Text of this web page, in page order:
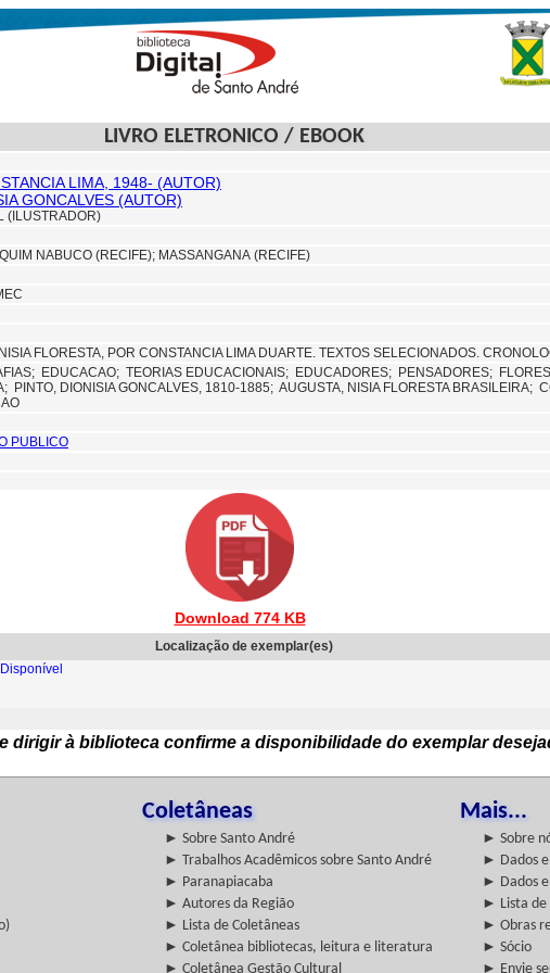
LIVRO ELETRONICO / EBOOK
LIMA, 1948- (AUTOR)
GONCALVES (AUTOR)
(ILUSTRADOR)
NABUCO (RECIFE); MASSANGANA (RECIFE)
FLORESTA, POR CONSTANCIA LIMA DUARTE. TEXTOS SELECIONADOS.
EDUCACAO; TEORIAS EDUCACIONAIS; EDUCADORES; PENSADORES;
PINTO, DIONISIA GONCALVES, 1810-1885; AUGUSTA, NISIA FLORESTA BRASILEIRA;
PUBLICO
Download 774 KB
Localização de exemplar(es)
dirigir à biblioteca confirme a disponibilidade do exemplar
Coletâneas Mais...
► Sobre Santo André
► Sobre
► Trabalhos Acadêmicos sobre Santo André
► Dados
► Paranapiacaba
► Dados
► Autores da Região
► Lista de
► Lista de Coletâneas
► Obras
► Coletânea bibliotecas, leitura e literatura
► Sócio
► Coletânea Gestão Cultural ► Envie